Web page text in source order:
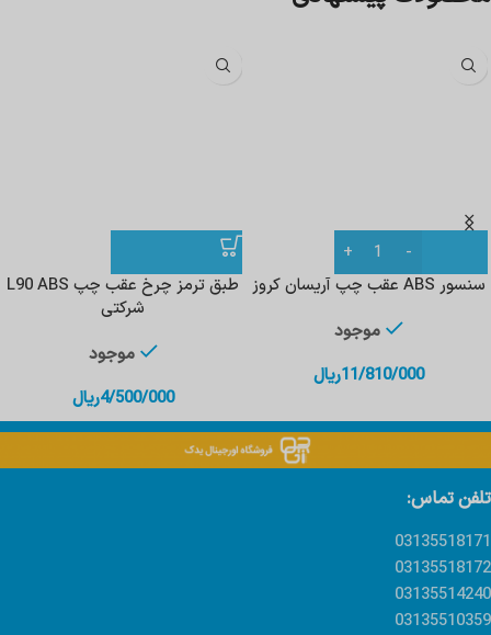
سنسور ABS عقب چپ آریسان کروز
موجود
11/810/000ریال
طبق ترمز چرخ عقب چپ L90 ABS
شرکتی
موجود
4/500/000ریال
تلفن تماس:
03135518171
03135518172
03135514240
03135510359